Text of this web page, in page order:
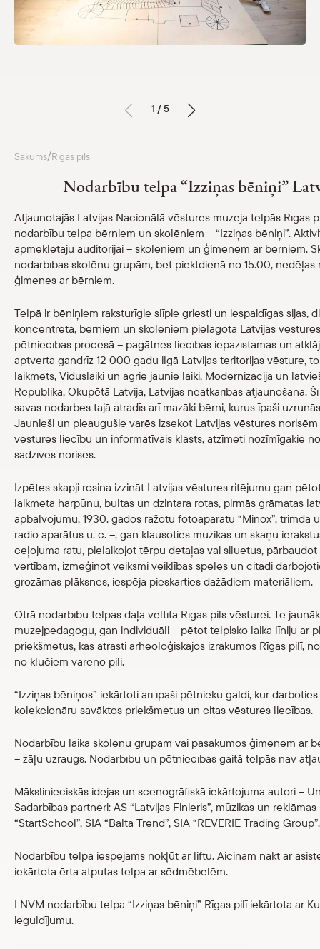
Tautas frontes muzejs
Krātuve
Kalendārs
Par mums
Skolām
Veikals
eMuzejs
1 / 5
Sākums/Rīgas pils
Nodarbību telpa “Izziņas bēniņi”
Atjaunotajās Latvijas Nacionālā vēstures muzeja telpās
nodarbību telpa bērniem un skolēniem – “Izziņas bēniņi”.
apmeklētāju auditorijai – skolēniem un ģimenēm ar bērniem.
nodarbības skolēnu grupām, bet piektdienā no 15.00,
ģimenes ar bērniem.
Telpā ir bēniņiem raksturīgie slīpie griesti un iespaidīgas sijas,
koncentrēta, bērniem un skolēniem pielāgota Latvijas
pētniecības procesā – pagātnes liecības iepazīstamas un
aptverta gandrīz 12 000 gadu ilgā Latvijas teritorijas vēsture,
laikmets, Viduslaiki un agrie jaunie laiki, Modernizācija un
Republika, Okupētā Latvija, Latvijas neatkarības atjaunošana.
savas nodarbes tajā atradīs arī mazāki bērni, kurus īpaši
Jaunieši un pieaugušie varēs izsekot Latvijas vēstures
vēstures liecību un informatīvais klāsts, atzīmēti nozīmīgākie
sadzīves norises.
Izpētes skapji rosina izzināt Latvijas vēstures ritējumu gan
laikmeta harpūnu, bultas un dzintara rotas, pirmās grāmatas
apbalvojumu, 1930. gados ražotu fotoaparātu “Minox”,
radio aparātus u. c. –, gan klausoties mūzikas un skaņu
ceļojuma ratu, pielaikojot tērpu detaļas vai siluetus,
vērtībām, izmēģinot veiksmi veiklības spēlēs un citādi
grozāmas plāksnes, iespēja pieskarties dažādiem materiāliem.
Otrā nodarbību telpas daļa veltīta Rīgas pils vēsturei. Te
muzejpedagogu, gan individuāli – pētot telpisko laika līniju ar
priekšmetus, kas atrasti arheoloģiskajos izrakumos Rīgas pilī,
no klučiem vareno pili.
“Izziņas bēniņos” iekārtoti arī īpaši pētnieku galdi, kur
kolekcionāru savāktos priekšmetus un citas vēstures liecības.
Nodarbību laikā skolēnu grupām vai pasākumos ģimenēm ar
– zāļu uzraugs. Nodarbību un pētniecības gaitā telpās nav
Mākslinieciskās idejas un scenogrāfiskā iekārtojuma autori –
Sadarbības partneri: AS “Latvijas Finieris”, mūzikas un
“StartSchool”, SIA “Balta Trend”, SIA “REVERIE Trading Group”.
Nodarbību telpā iespējams nokļūt ar liftu. Aicinām nākt ar
iekārtota ērta atpūtas telpa ar sēdmēbelēm.
LNVM nodarbību telpa “Izziņas bēniņi” Rīgas pilī iekārtota ar
ieguldījumu.